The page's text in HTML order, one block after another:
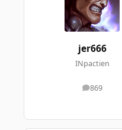
jer666
INpactien
869
messages